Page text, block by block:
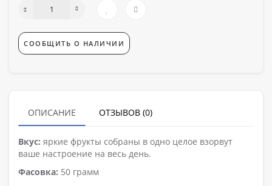
СООБЩИТЬ О НАЛИЧИИ
ОПИСАНИЕ ОТЗЫВОВ (0)
Вкус: яркие фрукты собраны в одно целое взорвут
ваше настроение на весь день.
Фасовка: 50 грамм